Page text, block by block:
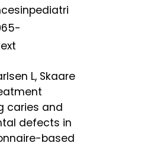
L, Skaare
caries and
defects in
based